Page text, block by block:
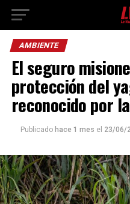
AMBIENTE
El seguro
protección del
reconocido por
Publicado hace 1 mes el 23/06/